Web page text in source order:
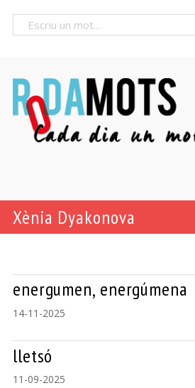
Xènia Dyakonova
energumen, energúmena
14-11-2025
lletsó
11-09-2025